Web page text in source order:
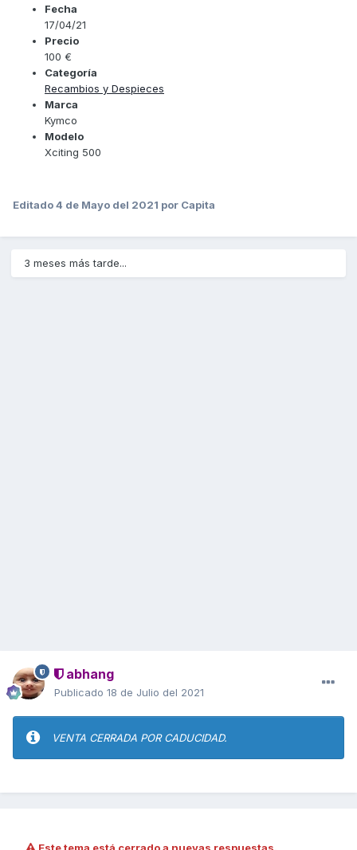
Fecha
17/04/21
Precio
100 €
Categoría
Recambios y Despieces
Marca
Kymco
Modelo
Xciting 500
Editado4 de Mayo del 2021 por Capita
3 meses más tarde...
abhang
Publicado 18 de Julio del 2021
VENTA CERRADA POR CADUCIDAD.